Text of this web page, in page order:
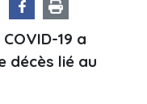
19 a
décès lié au